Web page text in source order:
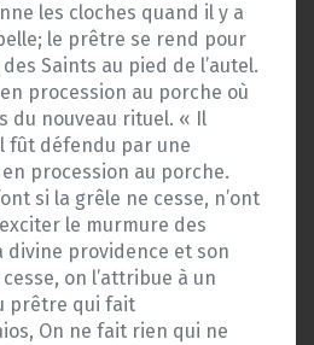
les cloches quand il y a
le prêtre se rend pour
Saints au pied de l’autel.
procession au porche où
du nouveau rituel. « Il
fût défendu par une
procession au porche.
si la grêle ne cesse, n’ont
le murmure des
divine providence et son
on l’attribue à un
prêtre qui fait
On ne fait rien qui ne